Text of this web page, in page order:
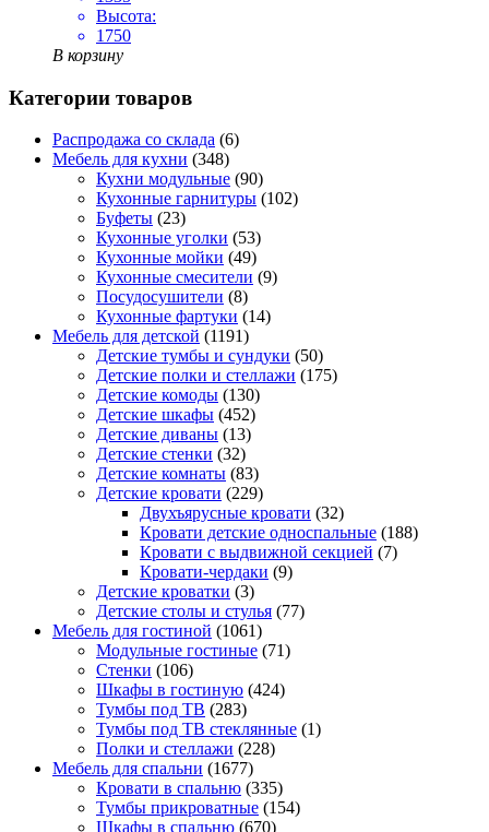
Высота:
1750
В корзину
Категории товаров
Распродажа со склада (6)
Мебель для кухни (348)
Кухни модульные (90)
Кухонные гарнитуры (102)
Буфеты (23)
Кухонные уголки (53)
Кухонные мойки (49)
Кухонные смесители (9)
Посудосушители (8)
Кухонные фартуки (14)
Мебель для детской (1191)
Детские тумбы и сундуки (50)
Детские полки и стеллажи (175)
Детские комоды (130)
Детские шкафы (452)
Детские диваны (13)
Детские стенки (32)
Детские комнаты (83)
Детские кровати (229)
Двухъярусные кровати (32)
Кровати детские односпальные (188)
Кровати с выдвижной секцией (7)
Кровати-чердаки (9)
Детские кроватки (3)
Детские столы и стулья (77)
Мебель для гостиной (1061)
Модульные гостиные (71)
Стенки (106)
Шкафы в гостиную (424)
Тумбы под ТВ (283)
Тумбы под ТВ стеклянные (1)
Полки и стеллажи (228)
Мебель для спальни (1677)
Кровати в спальню (335)
Тумбы прикроватные (154)
Шкафы в спальню (670)